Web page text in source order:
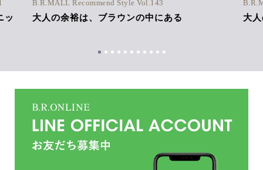
ッ
B.R.MALL Recommend Style Vol.143
大人の余裕は、ブラウンの中にある 大